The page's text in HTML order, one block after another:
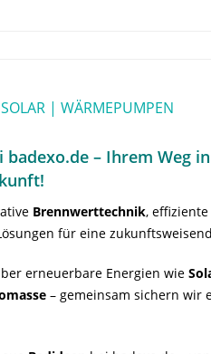
| WÄRMEPUMPEN
– Ihrem Weg
Brennwerttechnik, effiziente
für eine
erneuerbare Energien wie
– gemeinsam sichern wir